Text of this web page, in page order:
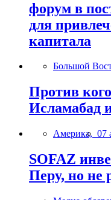
форум в
для
капитала
Большой
Против
Исламабад
Америка, 07
SOFAZ
Перу, но не